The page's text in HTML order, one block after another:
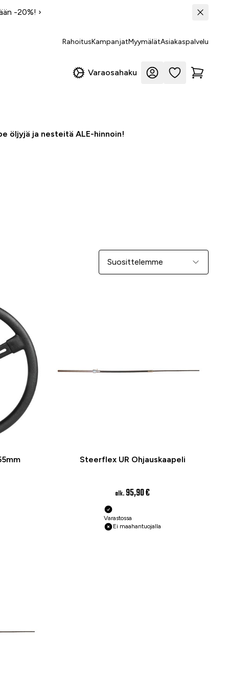
-20%! ›
RahoitusKampanjatMyymälätAsiakaspalvelu
Varaosahaku
öljyjä ja nesteitä ALE-hinnoin!
Järjestä
Steerflex UR Ohjauskaapeli
alk. 95,90 €
Varastossa
Ei maahantuojalla